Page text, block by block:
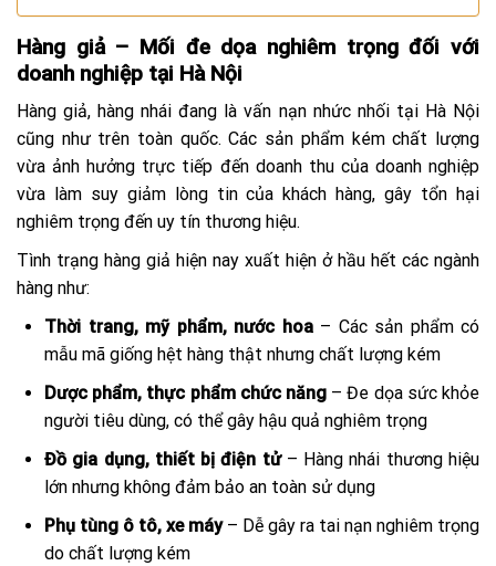
Hàng giả – Mối đe dọa nghiêm trọng đối với
doanh nghiệp tại Hà Nội
Hàng giả, hàng nhái đang là vấn nạn nhức nhối tại Hà Nội
cũng như trên toàn quốc. Các sản phẩm kém chất lượng
vừa ảnh hưởng trực tiếp đến doanh thu của doanh nghiệp
vừa làm suy giảm lòng tin của khách hàng, gây tổn hại
nghiêm trọng đến uy tín thương hiệu.
Tình trạng hàng giả hiện nay xuất hiện ở hầu hết các ngành
hàng như:
Thời trang, mỹ phẩm, nước hoa– Các sản phẩm có
mẫu mã giống hệt hàng thật nhưng chất lượng kém
Dược phẩm, thực phẩm chức năng – Đe dọa sức khỏe
người tiêu dùng, có thể gây hậu quả nghiêm trọng
Đồ gia dụng, thiết bị điện tử– Hàng nhái thương hiệu
lớn nhưng không đảm bảo an toàn sử dụng
Phụ tùng ô tô, xe máy– Dễ gây ra tai nạn nghiêm trọng
do chất lượng kém